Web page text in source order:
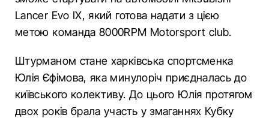
Lancer Evo IX, який готова надати з цією
метою команда 8000RPM Motorsport club.
Штурманом стане харківська спортсменка
Юлія Єфімова, яка минулоріч приєдналась до
київського колективу. До цього Юлія протягом
двох років брала участь у змаганнях Кубку